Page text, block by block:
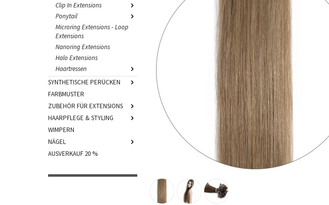
Clip In Extensions
Ponytail
Microring Extensions - Loop
Extensions
Nanoring Extensions
Halo Extensions
Haartressen
SYNTHETISCHE PERÜCKEN
FARBMUSTER
ZUBEHÖR FÜR EXTENSIONS
HAARPFLEGE & STYLING
WIMPERN
NÄGEL
AUSVERKAUF 20 %